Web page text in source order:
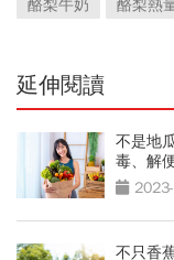
酪梨牛奶
酪梨熱
延伸閱讀
不是地
毒、解
不只香